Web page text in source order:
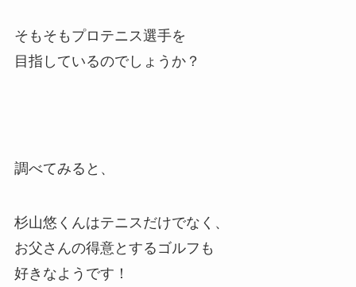
そもそもプロテニス選手を
目指しているのでしょうか？
調べてみると、
杉山悠くんはテニスだけでなく、
お父さんの得意とするゴルフも
好きなようです！